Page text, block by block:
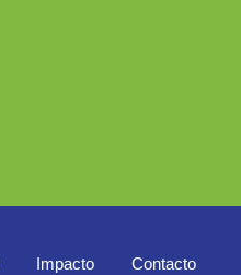
Impacto Contacto